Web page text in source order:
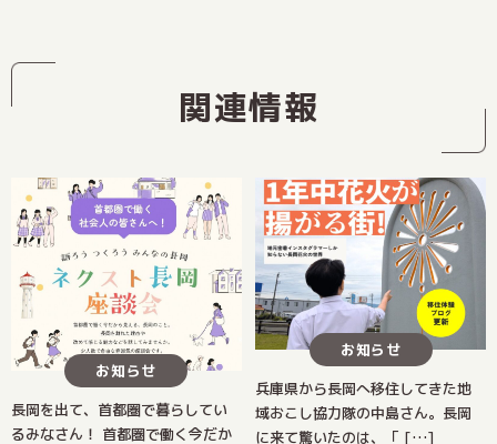
関連情報
お知らせ
長岡を出て、首都圏で暮らしてい
るみなさん！ 首都圏で働く今だか
お知らせ
兵庫県から長岡へ移住してきた地
域おこし協力隊の中島さん。長岡
に来て驚いたのは、「 […]